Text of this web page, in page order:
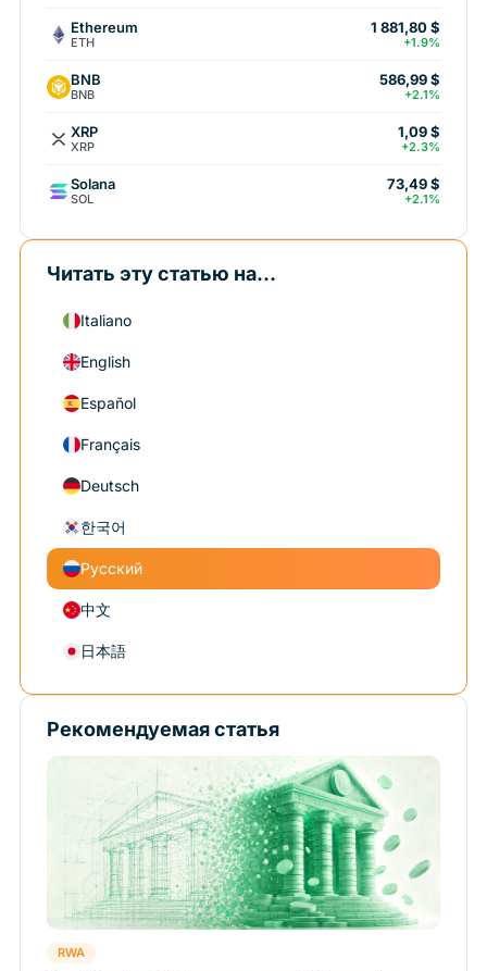
Ethereum
ETH
1 881,80 $
+1.9%
BNB
BNB
586,99 $
+2.1%
XRP
XRP
1,09 $
+2.3%
Solana
SOL
73,49 $
+2.1%
Читать эту статью на...
Italiano
English
Español
Français
Deutsch
한국어
Русский
中文
日本語
Рекомендуемая статья
RWA